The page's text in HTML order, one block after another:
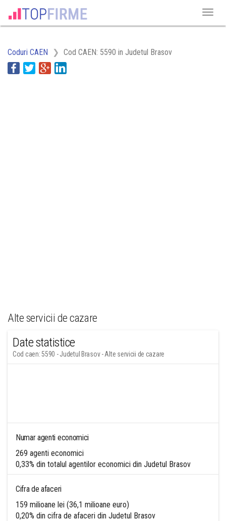
Coduri CAEN Cod CAEN: 5590 in Judetul Brasov
Alte servicii de cazare
Date statistice
Cod caen: 5590 - Judetul Brasov - Alte servicii de cazare
Numar agenti economici
269 agenti economici
0,33% din totalul agentilor economici din Judetul Brasov
Cifra de afaceri
159 milioane lei (36,1 milioane euro)
0,20% din cifra de afaceri din Judetul Brasov